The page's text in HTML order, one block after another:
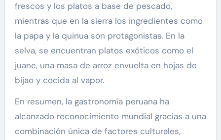
frescos y los platos a base de pescado,
mientras que en la sierra los ingredientes como
la papa y la quinua son protagonistas. En la
selva, se encuentran platos exóticos como el
juane, una masa de arroz envuelta en hojas de
bijao y cocida al vapor.
En resumen, la gastronomía peruana ha
alcanzado reconocimiento mundial gracias a una
combinación única de factores culturales,